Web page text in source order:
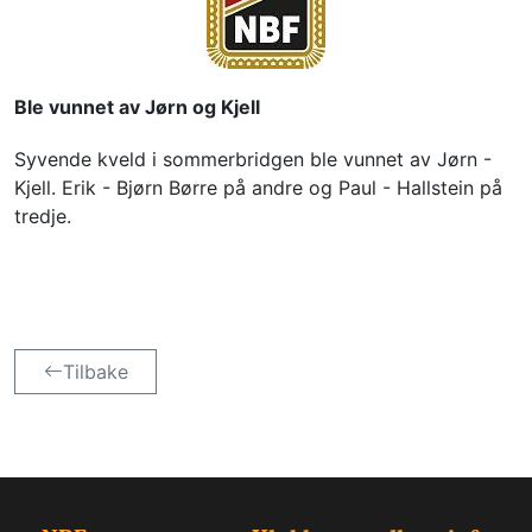
Ble vunnet av Jørn og Kjell
Syvende kveld i sommerbridgen ble vunnet av Jørn -
Kjell. Erik - Bjørn Børre på andre og Paul - Hallstein på
tredje.
Tilbake